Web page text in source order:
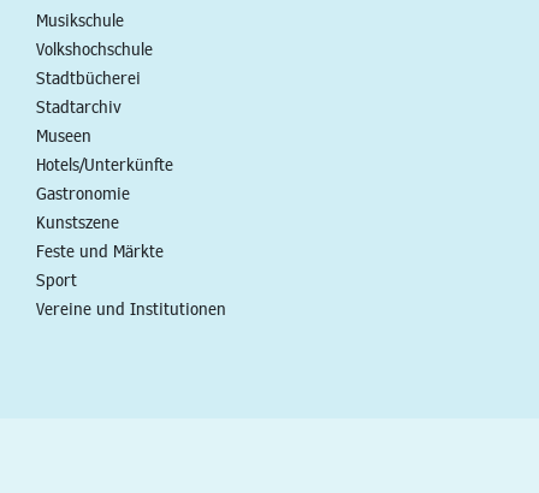
Musikschule
Volkshochschule
Stadtbücherei
Stadtarchiv
Museen
Hotels/Unterkünfte
Gastronomie
Kunstszene
Feste und Märkte
Sport
Vereine und Institutionen